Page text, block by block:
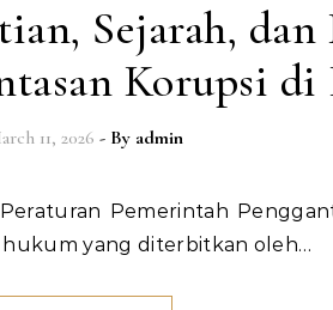
Sejarah,
Korupsi di
11, 2026 - By admin
hukum yang diterbitkan oleh…